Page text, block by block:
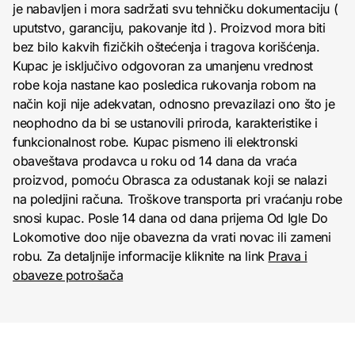
je nabavljen i mora sadržati svu tehničku dokumentaciju (
uputstvo, garanciju, pakovanje itd ). Proizvod mora biti
bez bilo kakvih fizičkih oštećenja i tragova korišćenja.
Kupac je isključivo odgovoran za umanjenu vrednost
robe koja nastane kao posledica rukovanja robom na
način koji nije adekvatan, odnosno prevazilazi ono što je
neophodno da bi se ustanovili priroda, karakteristike i
funkcionalnost robe. Kupac pismeno ili elektronski
obaveštava prodavca u roku od 14 dana da vraća
proizvod, pomoću Obrasca za odustanak koji se nalazi
na poledjini računa. Troškove transporta pri vraćanju robe
snosi kupac. Posle 14 dana od dana prijema Od Igle Do
Lokomotive doo nije obavezna da vrati novac ili zameni
robu. Za detaljnije informacije kliknite na link Prava i
obaveze potrošača